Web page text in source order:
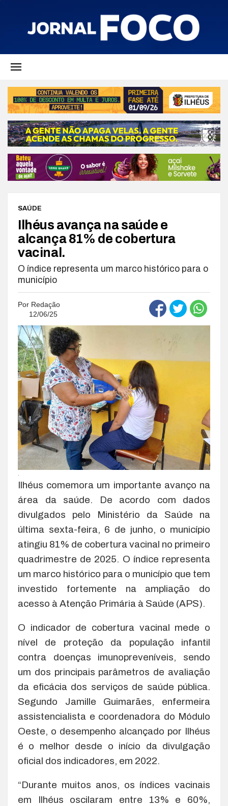
SAÚDE
Ilhéus avança na saúde e
alcança 81% de cobertura
vacinal.
O índice representa um marco histórico para o
município
Por Redação
12/06/25
.
Ilhéus comemora um importante avanço na
área da saúde. De acordo com dados
divulgados pelo Ministério da Saúde na
última sexta-feira, 6 de junho, o município
atingiu 81% de cobertura vacinal no primeiro
quadrimestre de 2025. O índice representa
um marco histórico para o município que tem
investido fortemente na ampliação do
acesso à Atenção Primária à Saúde (APS).
O indicador de cobertura vacinal mede o
nível de proteção da população infantil
contra doenças imunopreveníveis, sendo
um dos principais parâmetros de avaliação
da eficácia dos serviços de saúde pública.
Segundo Jamille Guimarães, enfermeira
assistencialista e coordenadora do Módulo
Oeste, o desempenho alcançado por Ilhéus
é o melhor desde o início da divulgação
oficial dos indicadores, em 2022.
“Durante muitos anos, os índices vacinais
em Ilhéus oscilaram entre 13% e 60%,